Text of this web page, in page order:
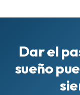
Dar el
sueño